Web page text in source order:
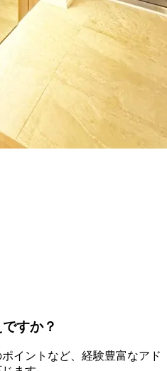
すか？
イントなど、経験豊富なアド